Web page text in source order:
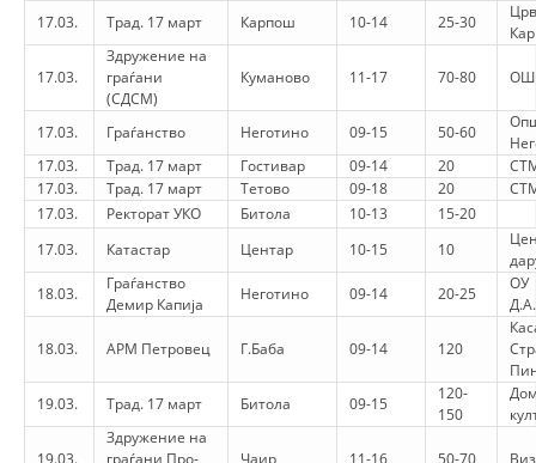
DORACAKË
STRATEGJI
MATERIAL EDUKATIVO INFORMATIV
BROCHURES
PRESENTATIONS
17.03.
Трад. 17 март Карпош 10-14 25-30
17.03.
Здружение на
граѓани
(СДСМ)
Куманово 11-17 70-80 ОШ
17.03. Граѓанство Неготино 09-15 50-60
17.03.
Трад. 17 март Гостивар 09-14 20
17.03.
Трад. 17 март Тетово 09-18 20
17.03.
Ректорат УКО Битола 10-13
15-20
17.03.
Катастар Центар 10-15 10
18.03.
Граѓанство
Демир Капија
Неготино 09-14 20-25
ОУ
18.03. АРМ Петровец Г.Баба 09-14 120
19.03.
Трад. 17 март Битола 09-15
120-
150
19.03.
Здружение на
граѓани Про-
Чаир 11-16 50-70